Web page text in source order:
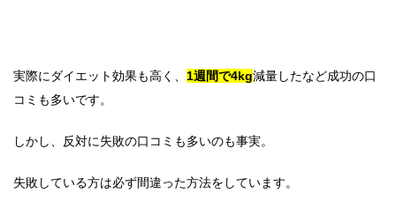
実際にダイエット効果も高く、 1週間で4kg減量したなど成功の口
コミも多いです。
しかし、反対に失敗の口コミも多いのも事実。
失敗している方は必ず間違った方法をしています。